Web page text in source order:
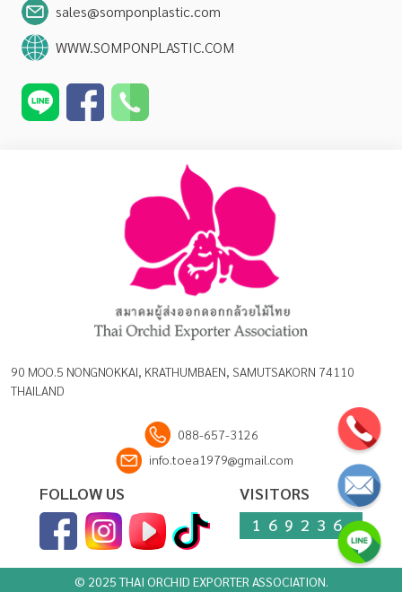
sales@somponplastic.com
WWW.SOMPONPLASTIC.COM
90 MOO.5 NONGNOKKAI, KRATHUMBAEN, SAMUTSAKORN 74110
THAILAND
088-657-3126
info.toea1979@gmail.com
FOLLOW US
VISITORS
169236
© 2025 THAI ORCHID EXPORTER ASSOCIATION.